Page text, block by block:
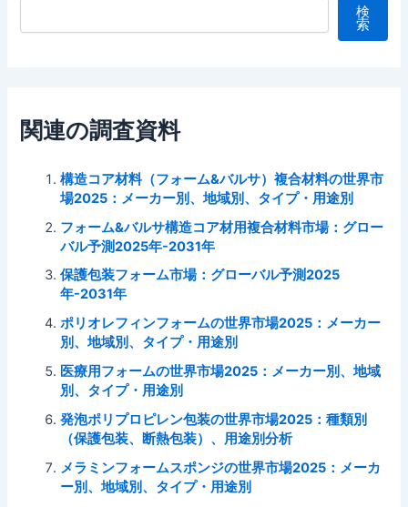
検
索
関連の調査資料
構造コア材料（フォーム&バルサ）複合材料の世界市
場2025：メーカー別、地域別、タイプ・用途別
フォーム&バルサ構造コア材用複合材料市場：グロー
バル予測2025年-2031年
保護包装フォーム市場：グローバル予測2025
年-2031年
ポリオレフィンフォームの世界市場2025：メーカー
別、地域別、タイプ・用途別
医療用フォームの世界市場2025：メーカー別、地域
別、タイプ・用途別
発泡ポリプロピレン包装の世界市場2025：種類別
（保護包装、断熱包装）、用途別分析
メラミンフォームスポンジの世界市場2025：メーカ
ー別、地域別、タイプ・用途別